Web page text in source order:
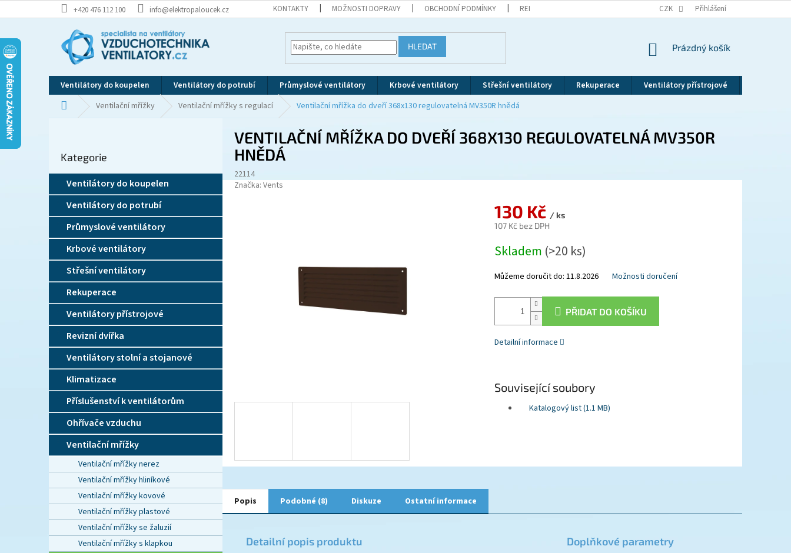
na
+420 476 112 100 info@elektropaloucek.cz KONTAKTY MOŽNOSTI DOPRAVY OBCHODNÍ PODMÍNKY REKLAMAČNÍ ŘÁD ZÁSADY OCHRANY OSOBNÍCH
CZK Přihlášení
HLEDAT
NÁKUPNÍ
Prázdný košík
Ventilátory do koupelen Ventilátory do potrubí Průmyslové ventilátory Krbové ventilátory Střešní ventilátory Rekuperace Ventilátory přístrojové
Domů Ventilační mřížky Ventilační mřížky s regulací Ventilační mřížka do dveří 368x130 regulovatelná MV350R hnědá
r
n
p
e
kategorie
Kategorie
Ventilátory do koupelen
Ventilátory do potrubí
Průmyslové ventilátory
Krbové ventilátory
Střešní ventilátory
Rekuperace
Ventilátory přístrojové
Revizní dvířka
Ventilátory stolní a stojanové
Klimatizace
Příslušenství k ventilátorům
Ohřívače vzduchu
Ventilační mřížky
Ventilační mřížky nerez
Ventilační mřížky hliníkové
Ventilační mřížky kovové
Ventilační mřížky plastové
Ventilační mřížky se žaluzií
Ventilační mřížky s klapkou
VENTILAČNÍ MŘÍŽKA DO DVEŘÍ 368X130 REGULOVATELNÁ MV350R
HNĚDÁ
22114
Značka: Vents
130 Kč / ks
107 Kč bez DPH
cena:
Skladem (>20 ks)
Můžeme doručit do: 11.8.2026 Možnosti doručení
PŘIDAT DO KOŠÍKU
Detailní informace
Související soubory
Katalogový list (1.1 MB)
Popis Podobné (8) Diskuze Ostatní informace
Detailní popis produktu
Doplňkové parametry